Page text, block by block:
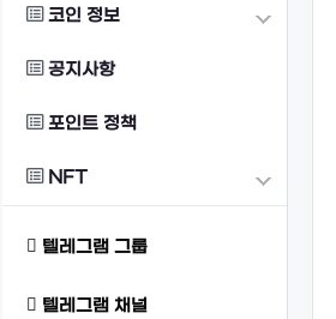
코인 정보
공지사항
포인트 정책
NFT
텔레그램 그룹
텔레그램 채널